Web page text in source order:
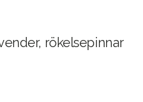
rökelsepinnar